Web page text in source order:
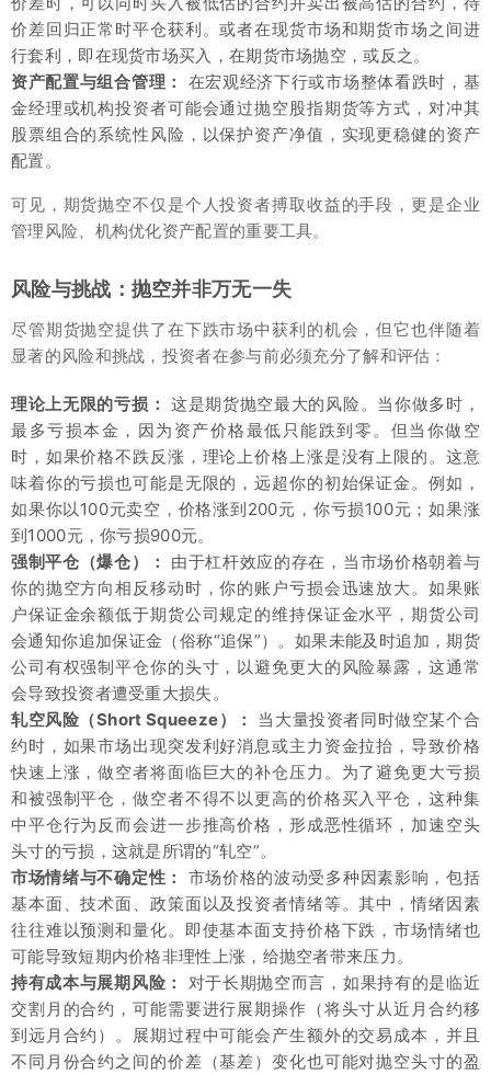
价差回归正常时平仓获利。或者在现货市场和期货市场之间进
行套利，即在现货市场买入，在期货市场抛空，或反之。
资产配置与组合管理：
在宏观经济下行或市场整体看跌时，基
金经理或机构投资者可能会通过抛空股指期货等方式，对冲其
股票组合的系统性风险，以保护资产净值，实现更稳健的资产
配置。
可见，期货抛空不仅是个人投资者搏取收益的手段，更是企业
管理风险、机构优化资产配置的重要工具。
风险与挑战：抛空并非万无一失
尽管期货抛空提供了在下跌市场中获利的机会，但它也伴随着
显著的风险和挑战，投资者在参与前必须充分了解和评估：
理论上无限的亏损： 这是期货抛空最大的风险。当你做多时，
最多亏损本金，因为资产价格最低只能跌到零。但当你做空
时，如果价格不跌反涨，理论上价格上涨是没有上限的。这意
味着你的亏损也可能是无限的，远超你的初始保证金。例如，
如果你以100元卖空，价格涨到200元，你亏损100元；如果涨
到1000元，你亏损900元。
强制平仓（爆仓）：
由于杠杆效应的存在，当市场价格朝着与
你的抛空方向相反移动时，你的账户亏损会迅速放大。如果账
户保证金余额低于期货公司规定的维持保证金水平，期货公司
会通知你追加保证金（俗称“追保”）。如果未能及时追加，期货
公司有权强制平仓你的头寸，以避免更大的风险暴露，这通常
会导致投资者遭受重大损失。
轧空风险（Short Squeeze）：
当大量投资者同时做空某个合
约时，如果市场出现突发利好消息或主力资金拉抬，导致价格
快速上涨，做空者将面临巨大的补仓压力。为了避免更大亏损
和被强制平仓，做空者不得不以更高的价格买入平仓，这种集
中平仓行为反而会进一步推高价格，形成恶性循环，加速空头
头寸的亏损，这就是所谓的“轧空”。
市场情绪与不确定性：
市场价格的波动受多种因素影响，包括
基本面、技术面、政策面以及投资者情绪等。其中，情绪因素
往往难以预测和量化。即使基本面支持价格下跌，市场情绪也
可能导致短期内价格非理性上涨，给抛空者带来压力。
持有成本与展期风险：
对于长期抛空而言，如果持有的是临近
交割月的合约，可能需要进行展期操作（将头寸从近月合约移
到远月合约）。展期过程中可能会产生额外的交易成本，并且
不同月份合约之间的价差（基差）变化也可能对抛空头寸的盈